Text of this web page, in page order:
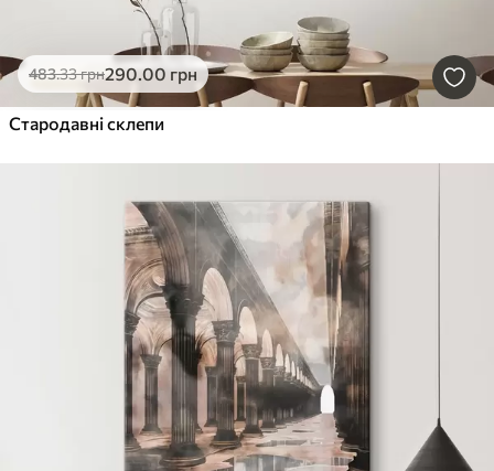
483.33грн290.00 грн
Стародавні склепи